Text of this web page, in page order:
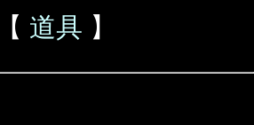
【 道具 】